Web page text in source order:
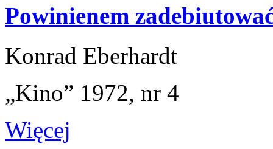
Powinienem
Konrad Eberhardt
„Kino” 1972, nr 4
Więcej